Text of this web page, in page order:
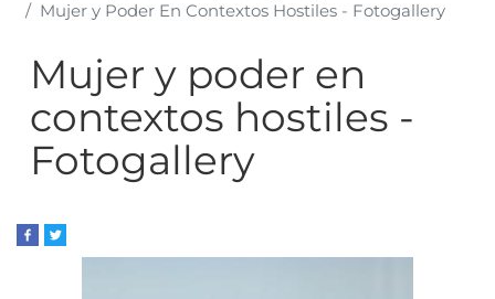
Mujer y Poder En Contextos Hostiles - Fotogallery
Mujer y poder en
contextos hostiles -
Fotogallery